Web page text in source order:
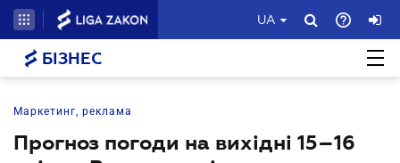
UA
БІЗНЕС
Маркетинг, реклама
Прогноз погоди на вихідні 15–16